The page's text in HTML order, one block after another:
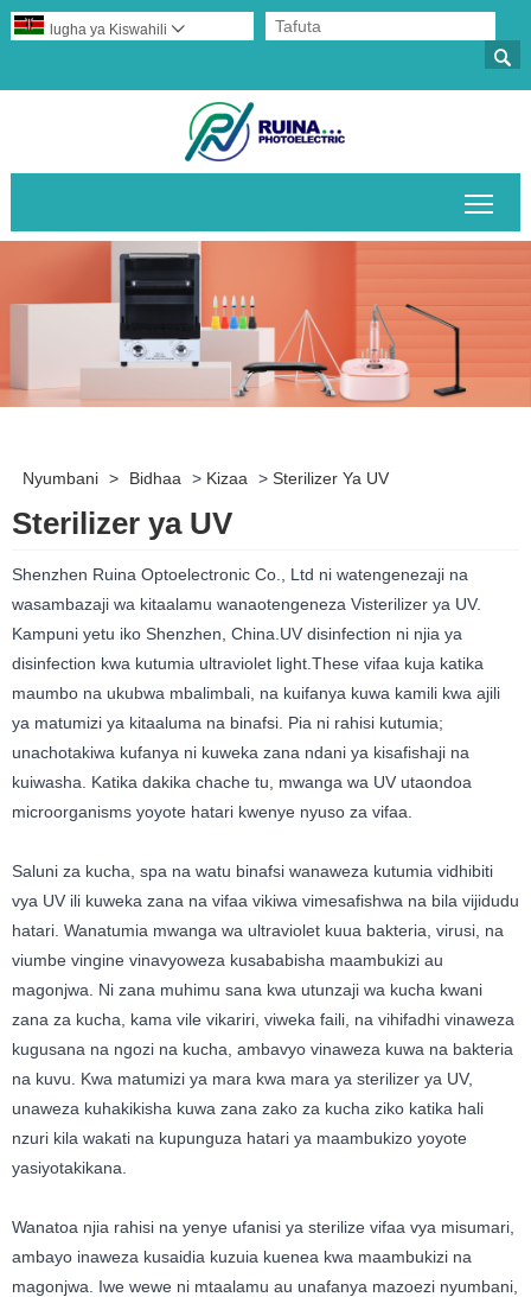

lugha ya Kiswahili 
Nyumbani > Bidhaa > Kizaa > Sterilizer Ya UV
Sterilizer ya UV
Shenzhen Ruina Optoelectronic Co., Ltd ni watengenezaji na
wasambazaji wa kitaalamu wanaotengeneza Visterilizer ya UV.
Kampuni yetu iko Shenzhen, China.UV disinfection ni njia ya
disinfection kwa kutumia ultraviolet light.These vifaa kuja katika
maumbo na ukubwa mbalimbali, na kuifanya kuwa kamili kwa ajili
ya matumizi ya kitaaluma na binafsi. Pia ni rahisi kutumia;
unachotakiwa kufanya ni kuweka zana ndani ya kisafishaji na
kuiwasha. Katika dakika chache tu, mwanga wa UV utaondoa
microorganisms yoyote hatari kwenye nyuso za vifaa.
Saluni za kucha, spa na watu binafsi wanaweza kutumia vidhibiti
vya UV ili kuweka zana na vifaa vikiwa vimesafishwa na bila vijidudu
hatari. Wanatumia mwanga wa ultraviolet kuua bakteria, virusi, na
viumbe vingine vinavyoweza kusababisha maambukizi au
magonjwa. Ni zana muhimu sana kwa utunzaji wa kucha kwani
zana za kucha, kama vile vikariri, viweka faili, na vihifadhi vinaweza
kugusana na ngozi na kucha, ambavyo vinaweza kuwa na bakteria
na kuvu. Kwa matumizi ya mara kwa mara ya sterilizer ya UV,
unaweza kuhakikisha kuwa zana zako za kucha ziko katika hali
nzuri kila wakati na kupunguza hatari ya maambukizo yoyote
yasiyotakikana.
Wanatoa njia rahisi na yenye ufanisi ya sterilize vifaa vya misumari,
ambayo inaweza kusaidia kuzuia kuenea kwa maambukizi na
magonjwa. Iwe wewe ni mtaalamu au unafanya mazoezi nyumbani,